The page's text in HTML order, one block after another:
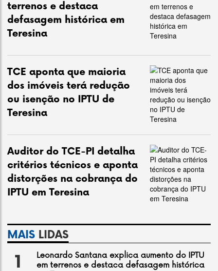
terrenos e destaca
defasagem histórica em
Teresina
TCE aponta que maioria
dos imóveis terá redução
ou isenção no IPTU de
Teresina
Auditor do TCE-PI detalha
critérios técnicos e aponta
distorções na cobrança do
IPTU em Teresina
MAIS LIDAS
1
Leonardo Santana explica aumento do IPTU
em terrenos e destaca defasagem histórica